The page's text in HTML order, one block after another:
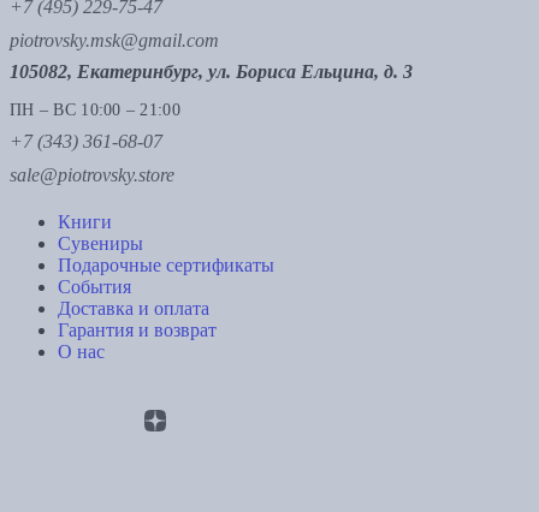
+7 (495) 229-75-47
piotrovsky.msk@gmail.com
105082, Екатеринбург, ул. Бориса Ельцина, д. 3
ПН – ВС 10:00 – 21:00
+7 (343) 361-68-07
sale@piotrovsky.store
Книги
Сувениры
Подарочные сертификаты
События
Доставка и оплата
Гарантия и возврат
О нас